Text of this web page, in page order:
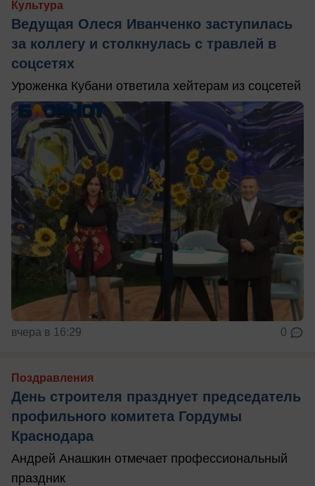
Культура
Ведущая Олеся Иванченко заступилась
за коллегу и столкнулась с травлей в
соцсетях
Уроженка Кубани ответила хейтерам из соцсетей
вчера в 16:29 0
Поздравления
День строителя празднует председатель
профильного комитета Гордумы
Краснодара
Андрей Анашкин отмечает профессиональный
праздник